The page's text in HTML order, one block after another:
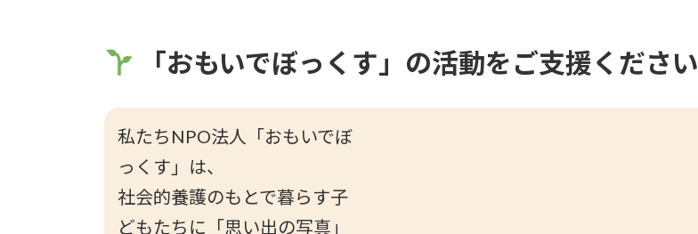
「おもいでぼっくす」の活動をご支援ください
私たちNPO法人「おもいでぼ
っくす」は、
社会的養護のもとで暮らす子
どもたちに「思い出の写真」